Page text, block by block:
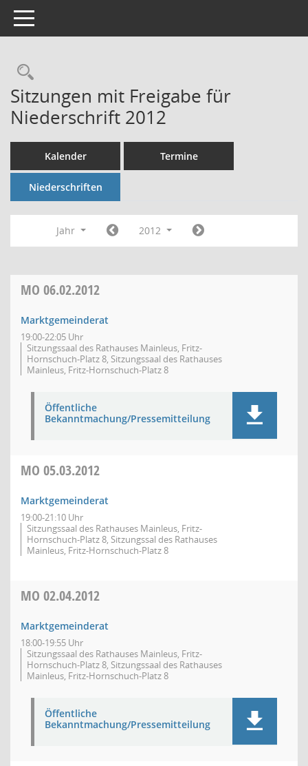
Toggle navigation
Rechercheauswahl
Sitzungen mit Freigabe für
Niederschrift 2012
Kalender Termine
Niederschriften
Jahr 2012
MO 06.02.2012
Marktgemeinderat
19:00-22:05 Uhr
Sitzungssaal des Rathauses Mainleus, Fritz-
Hornschuch-Platz 8, Sitzungssaal des Rathauses
Mainleus, Fritz-Hornschuch-Platz 8
Öffentliche
Bekanntmachung/Pressemitteilung
MO 05.03.2012
Marktgemeinderat
19:00-21:10 Uhr
Sitzungssaal des Rathauses Mainleus, Fritz-
Hornschuch-Platz 8, Sitzungssal des Rathauses
Mainleus, Fritz-Hornschuch-Platz 8
MO 02.04.2012
Marktgemeinderat
18:00-19:55 Uhr
Sitzungssaal des Rathauses Mainleus, Fritz-
Hornschuch-Platz 8, Sitzungssaal des Rathauses
Mainleus, Fritz-Hornschuch-Platz 8
Öffentliche
Bekanntmachung/Pressemitteilung